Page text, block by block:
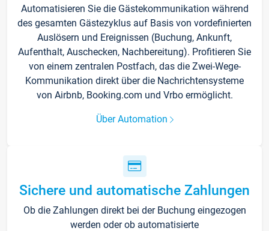
Automatisieren Sie die Gästekommunikation während
des gesamten Gästezyklus auf Basis von vordefinierten
Auslösern und Ereignissen (Buchung, Ankunft,
Aufenthalt, Auschecken, Nachbereitung). Profitieren Sie
von einem zentralen Postfach, das die Zwei-Wege-
Kommunikation direkt über die Nachrichtensysteme
von Airbnb, Booking.com und Vrbo ermöglicht.
Über Automation
Sichere und automatische Zahlungen
Ob die Zahlungen direkt bei der Buchung eingezogen
werden oder ob automatisierte